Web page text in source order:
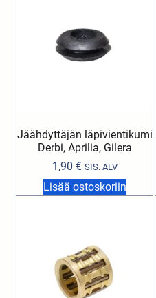
Jäähdyttäjän läpivientikumi
Derbi, Aprilia, Gilera
1,90 € SIS. ALV
Lisää ostoskoriin